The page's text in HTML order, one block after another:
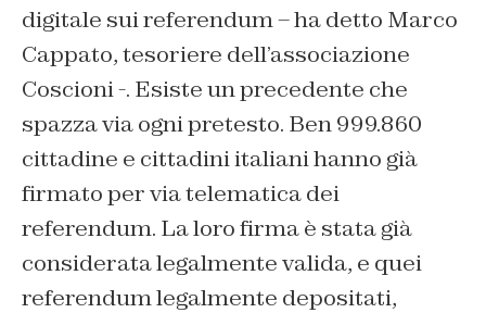
digitale sui referendum – ha detto Marco
Cappato, tesoriere dell’associazione
Coscioni -. Esiste un precedente che
spazza via ogni pretesto. Ben 999.860
cittadine e cittadini italiani hanno già
firmato per via telematica dei
referendum. La loro firma è stata già
considerata legalmente valida, e quei
referendum legalmente depositati,